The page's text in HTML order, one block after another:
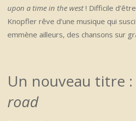
upon a time in the west! Difficile
Knopfler rêve d’une musique qui
emmène ailleurs, des chansons sur
Un nouveau titre :
road